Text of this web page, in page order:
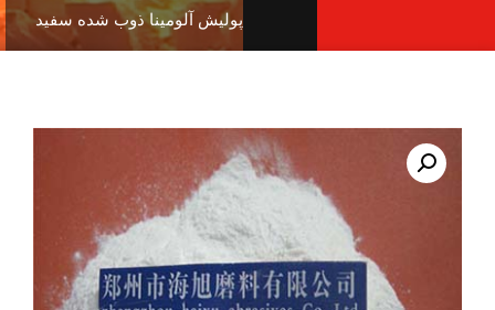
پولیش آلومینا ذوب شده سفید